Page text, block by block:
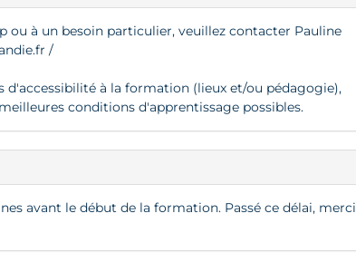
ou à un besoin particulier, veuillez contacter Pauline
/
à la formation (lieux et/ou pédagogie),
conditions d'apprentissage possibles.
avant le début de la formation. Passé ce délai, merci